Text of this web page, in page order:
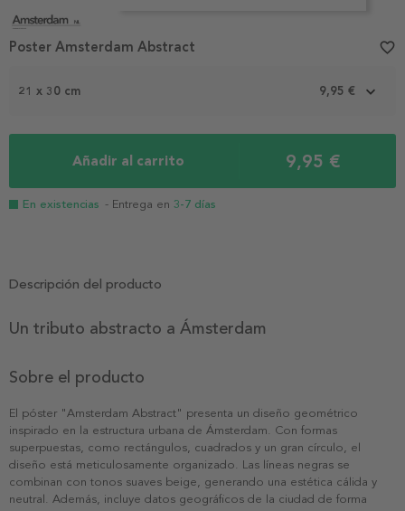
1
21 x 30 cm 9,95 €
Añadir al carrito 9,95 €
En existencias - Entrega en 3-7 días
Poster Amsterdam Abstract favorite_border
Descripción del producto
Un tributo abstracto a Ámsterdam
Sobre el producto
El póster "Amsterdam Abstract" presenta un diseño geométrico
inspirado en la estructura urbana de Ámsterdam. Con formas
superpuestas, como rectángulos, cuadrados y un gran círculo, el
diseño está meticulosamente organizado. Las líneas negras se
combinan con tonos suaves beige, generando una estética cálida y
neutral. Además, incluye datos geográficos de la ciudad de forma